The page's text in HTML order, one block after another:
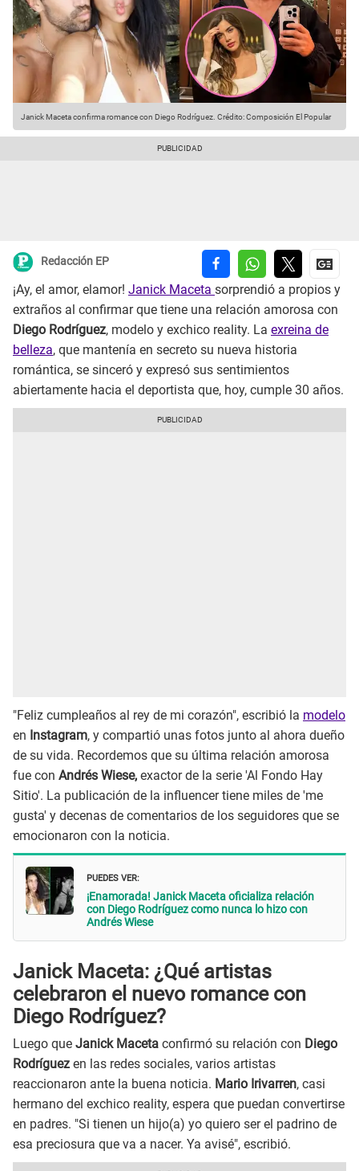
Janick Maceta confirma romance con Diego Rodríguez. Crédito: Composición El Popular
Redacción EP
¡Ay, el amor, elamor! Janick Maceta sorprendió a propios y
extraños al confirmar que tiene una relación amorosa con
Diego Rodríguez, modelo y exchico reality. La exreina de
belleza, que mantenía en secreto su nueva historia
romántica, se sinceró y expresó sus sentimientos
abiertamente hacia el deportista que, hoy, cumple 30 años.
"Feliz cumpleaños al rey de mi corazón", escribió la modelo
en Instagram, y compartió unas fotos junto al ahora dueño
de su vida. Recordemos que su última relación amorosa
fue con Andrés Wiese, exactor de la serie 'Al Fondo Hay
Sitio'. La publicación de la influencer tiene miles de 'me
gusta' y decenas de comentarios de los seguidores que se
emocionaron con la noticia.
PUEDES VER:
¡Enamorada! Janick Maceta oficializa relación
con Diego Rodríguez como nunca lo hizo con
Andrés Wiese
Janick Maceta: ¿Qué artistas
celebraron el nuevo romance con
Diego Rodríguez?
Luego que Janick Maceta confirmó su relación con Diego
Rodríguez en las redes sociales, varios artistas
reaccionaron ante la buena noticia. Mario Irivarren, casi
hermano del exchico reality, espera que puedan convertirse
en padres. "Si tienen un hijo(a) yo quiero ser el padrino de
esa preciosura que va a nacer. Ya avisé", escribió.